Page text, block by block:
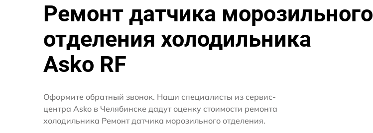
Ремонт датчика морозильного
отделения холодильника
Asko RF
Оформите обратный звонок. Наши специалисты из сервис-
центра Asko в Челябинске дадут оценку стоимости ремонта
холодильника Ремонт датчика морозильного отделения.